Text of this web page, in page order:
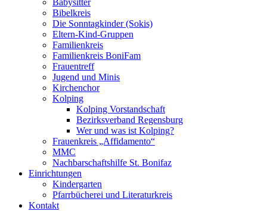
Babysitter
Bibelkreis
Die Sonntagkinder (Sokis)
Eltern-Kind-Gruppen
Familienkreis
Familienkreis BoniFam
Frauentreff
Jugend und Minis
Kirchenchor
Kolping
Kolping Vorstandschaft
Bezirksverband Regensburg
Wer und was ist Kolping?
Frauenkreis „Affidamento“
MMC
Nachbarschaftshilfe St. Bonifaz
Einrichtungen
Kindergarten
Pfarrbücherei und Literaturkreis
Kontakt